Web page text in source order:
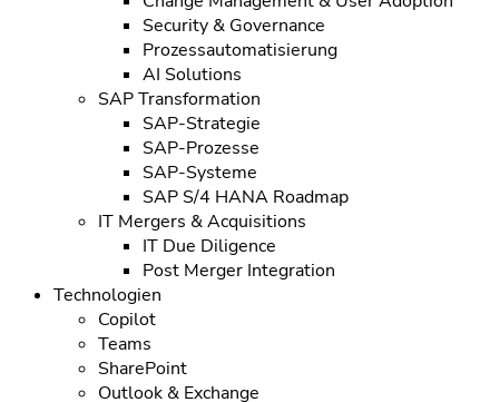
Security & Governance
Prozessautomatisierung
AI Solutions
SAP Transformation
SAP-Strategie
SAP-Prozesse
SAP-Systeme
SAP S/4 HANA Roadmap
IT Mergers & Acquisitions
IT Due Diligence
Post Merger Integration
Technologien
Copilot
Teams
SharePoint
Outlook & Exchange